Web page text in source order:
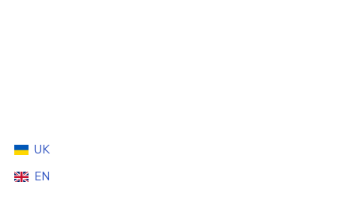
UK
EN